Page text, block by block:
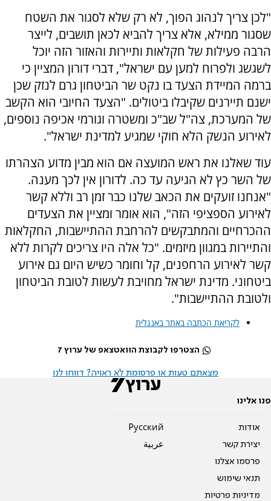
"לכן צריך לנהוג הפוך, לא רק שלא לסגור את השטח
שסגור ממילא, אלא צריך להביא לכאן תושבים, לייצר
הרבה פעילות של חקלאות ותיירות והאזור הזה יוכל
לשגשג ולפרוח למען עם ישראל", דברי דורון המציין כי
ברמה המיידת הצעד בו נקט שר הביטחון גרם לנזק שכן
ישנם תיירנים שקיבלו ביטולים. "הצעד החיובי הוא הקשב
של המערכת, צה"ל שב"כ ומשטרה וגורמי אכיפה נוספים,
לאירוע הנשק הלא חוקי שמגיע למדינת ישראל".
עוד שאלנו את ראש המועצה אם הוא מבין מדוע הצהרתו
של השר כץ לא הגיעה עד כה. לדורון אין לכך מענה.
"אנחנו זועקים את הכאב שלנו כבר זמן רב וללא קשר
לאירוע הספציפי הזה", הוא אומר ומציין את הצעדים
ההכרחיים והמתבקשים להרחבת ההתיישבות, החקלאות
והתיירות במגוון מיזמים. "כל אלה היו צריכים לקרות ללא
קשר לאירוע הרחפנים, קל וחומר כשיש היום גם אירוע
ביטחוני. מדינת ישראל מחויבת לעשות לטובת הביטחון
ולטובת ההתיישבות".
לקריאת הכתבה באתר באנגלית
הצטרפו לקבוצת הוואטצאפ של ערוץ 7
מצאתם טעות או פרסומת לא ראויה? דווחו לנו
פנו אלינו
אודות
יצירת קשר
פרסמו אצלנו
תנאי שימוש
מדיניות פרטיות
Pусский
عربية